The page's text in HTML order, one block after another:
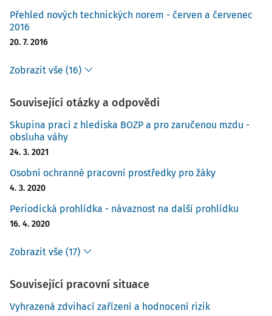
Přehled nových technických norem - červen a červenec
2016
20. 7. 2016
Zobrazit vše (16)
Související otázky a odpovědi
Skupina prací z hlediska BOZP a pro zaručenou mzdu -
obsluha váhy
24. 3. 2021
Osobní ochranné pracovní prostředky pro žáky
4. 3. 2020
Periodická prohlídka - návaznost na další prohlídku
16. 4. 2020
Zobrazit vše (17)
Související pracovní situace
Vyhrazená zdvihací zařízení a hodnocení rizik